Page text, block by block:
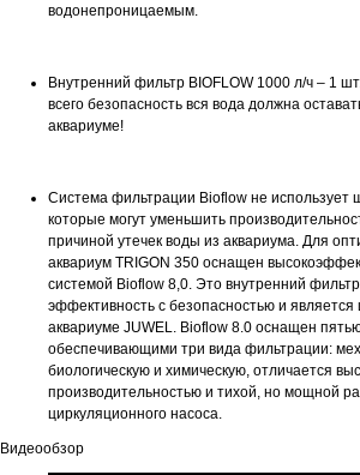
водонепроницаемым.
Внутренний фильтр BIOFLOW 1000 л/ч – 1
всего безопасность вся вода должна
аквариуме!
Система фильтрации Bioflow не использует
которые могут уменьшить
причиной утечек воды из аквариума. Для
аквариум TRIGON 350 оснащен
системой Bioflow 8,0. Это внутренний
эффективность с безопасностью и
аквариуме JUWEL. Bioflow 8.0 оснащен
обеспечивающими три вида фильтрации:
биологическую и химическую, отличается
производительностью и тихой, но мощной
циркуляционного насоса.
Видеообзор